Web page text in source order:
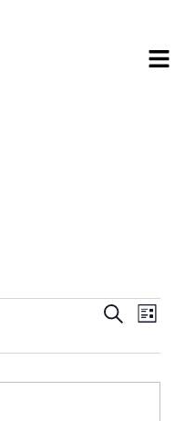
und
Suche
Liste